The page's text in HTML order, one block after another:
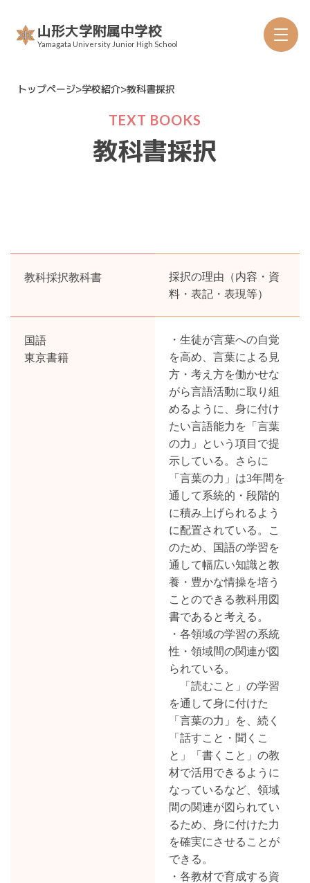
山形大学附属中学校
Yamagata University Junior High School
年間行事
教科書採択
トップページ>学校紹介>教科書採択
TEXT BOOKS
教科書採択
教科採択教科書
採択の理由（内容・資
料・表記・表現等）
国語
東京書籍
・生徒が言葉への自覚
を高め、言葉による見
方・考え方を働かせな
がら言語活動に取り組
めるように、身に付け
たい言語能力を「言葉
の力」という項目で提
示している。さらに
「言葉の力」は3年間を
通して系統的・段階的
に積み上げられるよう
に配置されている。こ
のため、国語の学習を
通して幅広い知識と教
養・豊かな情操を培う
ことのできる教科用図
書であると考える。
・各領域の学習の系統
性・領域間の関連が図
られている。
「読むこと」の学習
を通して身に付けた
「言葉の力」を、続く
「話すこと・聞くこ
と」「書くこと」の教
材で活用できるように
なっているなど、領域
間の関連が図られてい
るため、身に付けた力
を確実にさせることが
できる。
・各教材で育成する資